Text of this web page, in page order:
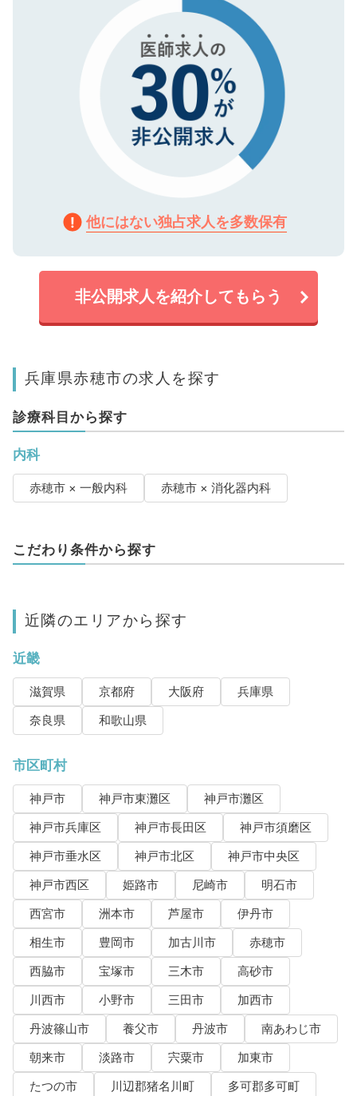
他にはない独占求人を多数保有
非公開求人を紹介してもらう
兵庫県赤穂市の求人を探す
診療科目から探す
内科
赤穂市 × 一般内科 赤穂市 × 消化器内科
こだわり条件から探す
近隣のエリアから探す
近畿
滋賀県 京都府 大阪府
兵庫県
奈良県
和歌山県
市区町村
神戸市 神戸市東灘区
神戸市灘区
神戸市兵庫区
神戸市長田区
神戸市須磨区
神戸市垂水区
神戸市北区
神戸市中央区
神戸市西区
姫路市 尼崎市
明石市
西宮市
洲本市 芦屋市
伊丹市
相生市
豊岡市 加古川市
赤穂市
西脇市
宝塚市 三木市
高砂市
川西市
小野市 三田市
加西市
丹波篠山市
養父市 丹波市
南あわじ市
朝来市
淡路市 宍粟市
加東市
たつの市
川辺郡猪名川町
多可郡多可町